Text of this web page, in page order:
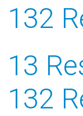
132
13
132